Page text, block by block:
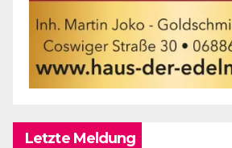
Letzte Meldung